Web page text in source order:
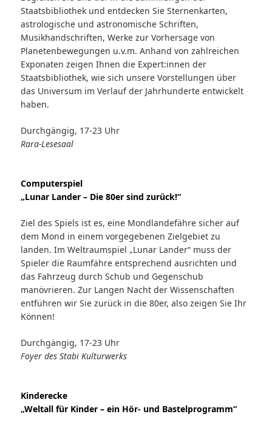
Staatsbibliothek und entdecken Sie Sternenkarten,
astrologische und astronomische Schriften,
Musikhandschriften, Werke zur Vorhersage von
Planetenbewegungen u.v.m. Anhand von zahlreichen
Exponaten zeigen Ihnen die Expert:innen der
Staatsbibliothek, wie sich unsere Vorstellungen über
das Universum im Verlauf der Jahrhunderte entwickelt
haben.
Durchgängig, 17-23 Uhr
Rara-Lesesaal
Computerspiel
„Lunar Lander – Die 80er sind zurück!“
Ziel des Spiels ist es, eine Mondlandefähre sicher auf
dem Mond in einem vorgegebenen Zielgebiet zu
landen. Im Weltraumspiel „Lunar Lander“ muss der
Spieler die Raumfähre entsprechend ausrichten und
das Fahrzeug durch Schub und Gegenschub
manövrieren. Zur Langen Nacht der Wissenschaften
entführen wir Sie zurück in die 80er, also zeigen Sie Ihr
Können!
Durchgängig, 17-23 Uhr
Foyer des Stabi Kulturwerks
Kinderecke
„Weltall für Kinder – ein Hör- und Bastelprogramm“